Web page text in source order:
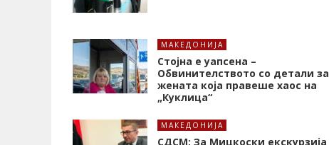
МАКЕДОНИЈА
Стојна е уапсена –
Обвинителството со детали за
жената која правеше хаос на
„Куклица“
МАКЕДОНИЈА
СДСМ: За Мицкоски екскурзија